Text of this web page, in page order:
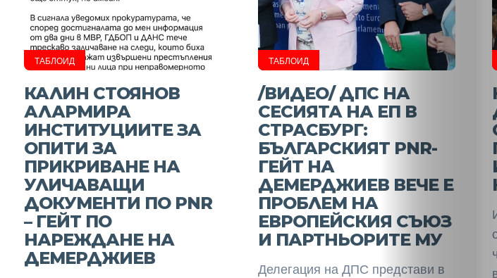
Спорт
ТАБЛОИД
КАЛИН СТОЯНОВ
АЛАРМИРА
ИНСТИТУЦИИТЕ ЗА
ОПИТИ ЗА
ПРИКРИВАНЕ НА
УЛИЧАВАЩИ
ДОКУМЕНТИ ПО PNR
– ГЕЙТ ПО
НАРЕЖДАНЕ НА
ДЕМЕРДЖИЕВ
ТАБЛОИД
/ВИДЕО/ ДПС НА
СЕСИЯТА НА ЕП В
СТРАСБУРГ:
БЪЛГАРСКИЯТ PNR-
ГЕЙТ НА
ДЕМЕРДЖИЕВ ВЕЧЕ Е
ПРОБЛЕМ НА
ЕВРОПЕЙСКИЯ СЪЮЗ
И ПАРТНЬОРИТЕ МУ
Делегация на ДПС представи в